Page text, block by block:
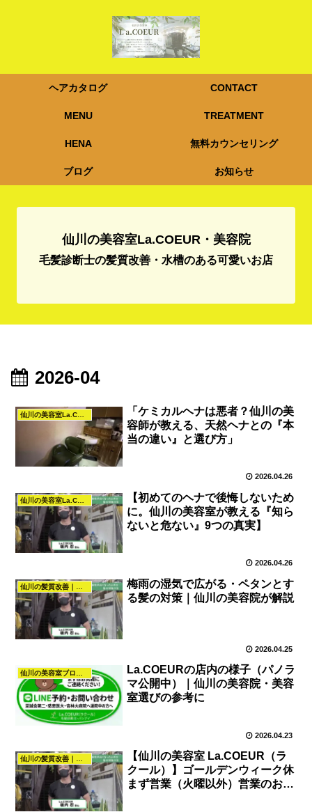
ヘアカタログ CONTACT
MENU TREATMENT
HENA 無料カウンセリング
ブログ お知らせ
仙川の美容室La.COEUR・美容院
毛髪診断士の髪質改善・水槽のある可愛いお店
2026-04
仙川の美容室La.COEURヘナとカラーの知恵袋
「ケミカルヘナは悪者？仙川の美
容師が教える、天然ヘナとの『本
当の違い』と選び方」
2026.04.26
仙川の美容室La.COEURヘナとカラーの知恵袋
【初めてのヘナで後悔しないため
に。仙川の美容室が教える『知ら
ないと危ない』9つの真実】
2026.04.26
梅雨の湿気で広がる・ペタンとす
る髪の対策｜仙川の美容院が解説
2026.04.25
La.COEURの店内の様子（パノラ
マ公開中）｜仙川の美容院・美容
室選びの参考に
2026.04.23
仙川の髪質改善｜美容室La.COEUR（調布・仙川）
【仙川の美容室 La.COEUR（ラ
クール）】ゴールデンウィーク休
まず営業（火曜以外）営業のお知